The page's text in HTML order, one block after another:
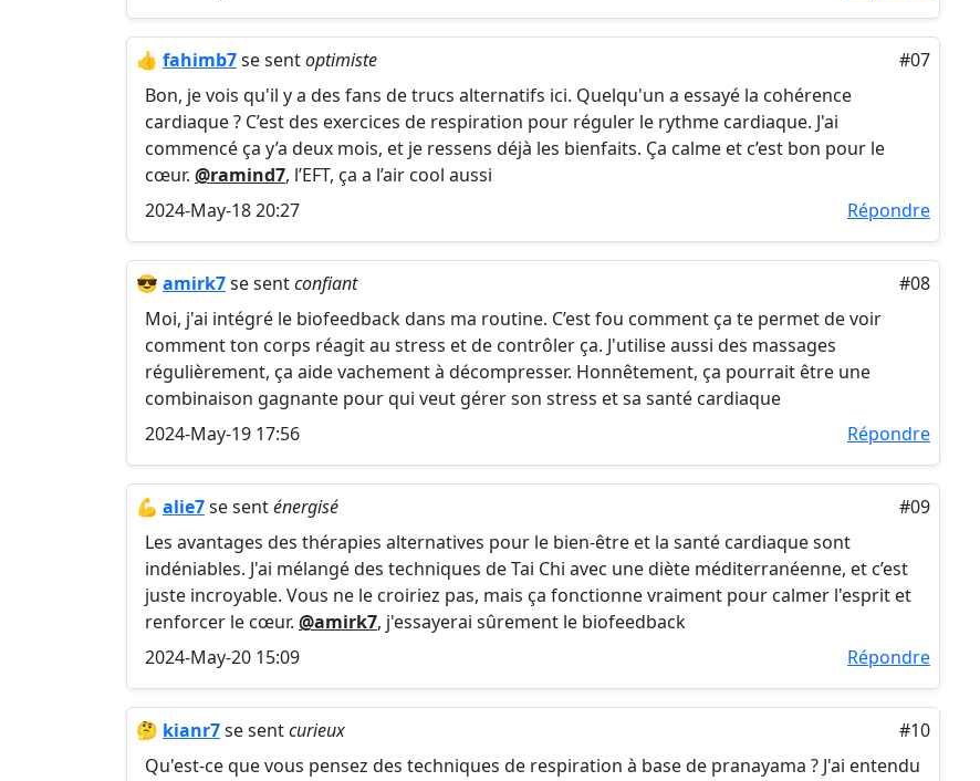
👍 fahimb7se sentoptimiste
#07
Bon, je vois qu'il y a des fans de trucs alternatifs ici. Quelqu'un a essayé la cohérence
cardiaque ? C’est des exercices de respiration pour réguler le rythme cardiaque. J'ai
commencé ça y’a deux mois, et je ressens déjà les bienfaits. Ça calme et c’est bon pour le
cœur. @ramind7, l’EFT, ça a l’air cool aussi
2024-May-18 20:27
Répondre
😎 amirk7se sentconfiant
#08
Moi, j'ai intégré le biofeedback dans ma routine. C’est fou comment ça te permet de voir
comment ton corps réagit au stress et de contrôler ça. J'utilise aussi des massages
régulièrement, ça aide vachement à décompresser. Honnêtement, ça pourrait être une
combinaison gagnante pour qui veut gérer son stress et sa santé cardiaque
2024-May-19 17:56
Répondre
💪 alie7se senténergisé
#09
Les avantages des thérapies alternatives pour le bien-être et la santé cardiaque sont
indéniables. J'ai mélangé des techniques de Tai Chi avec une diète méditerranéenne, et c’est
juste incroyable. Vous ne le croiriez pas, mais ça fonctionne vraiment pour calmer l'esprit et
renforcer le cœur. @amirk7, j'essayerai sûrement le biofeedback
2024-May-20 15:09
Répondre
🤔 kianr7se sentcurieux
#10
Qu'est-ce que vous pensez des techniques de respiration à base de pranayama ? J'ai entendu